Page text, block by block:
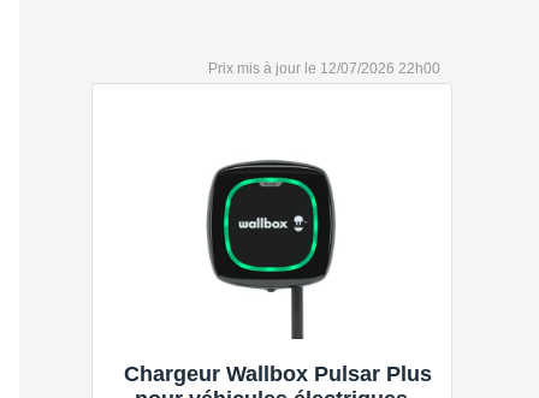
12/07/2026 22h00
Chargeur Wallbox Pulsar Plus